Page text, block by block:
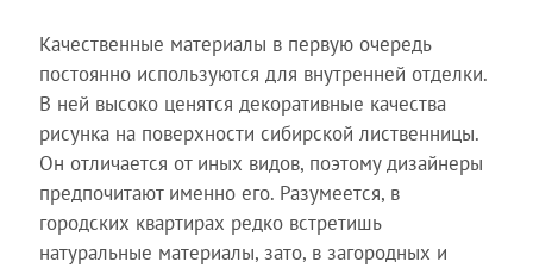
Качественные материалы в первую очередь
постоянно используются для внутренней отделки.
В ней высоко ценятся декоративные качества
рисунка на поверхности сибирской лиственницы.
Он отличается от иных видов, поэтому дизайнеры
предпочитают именно его. Разумеется, в
городских квартирах редко встретишь
натуральные материалы, зато, в загородных и